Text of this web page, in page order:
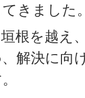
きました
根を越え
、解決に向